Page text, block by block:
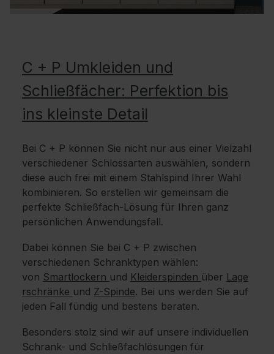
C + P Umkleiden und
Schließfächer: Perfektion bis
ins kleinste Detail
Bei C + P können Sie nicht nur aus einer Vielzahl
verschiedener Schlossarten auswählen, sondern
diese auch frei mit einem Stahlspind Ihrer Wahl
kombinieren. So erstellen wir gemeinsam die
perfekte Schließfach-Lösung für Ihren ganz
persönlichen Anwendungsfall.
Dabei können Sie bei C + P zwischen
verschiedenen Schranktypen wählen:
von Smartlockern und Kleiderspinden über Lage
rschränke und Z-Spinde. Bei uns werden Sie auf
jeden Fall fündig und bestens beraten.
Besonders stolz sind wir auf unsere individuellen
Schrank- und Schließfachlösungen für